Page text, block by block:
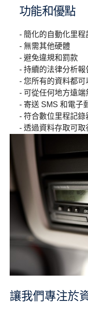
功能和優點
- 簡化的自動化里程
- 無需其他硬體
- 避免違規和罰款
- 持續的法律分析報
- 您所有的資料都
- 可從任何地方遠端
- 寄送 SMS 和電子
- 符合數位里程記
- 透過資料存取可取
讓我們專注於資料，您就可以專注於路